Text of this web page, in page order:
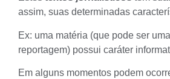
assim, suas determinadas
Ex: uma matéria (que pode ser uma
reportagem) possui caráter
Em alguns momentos podem